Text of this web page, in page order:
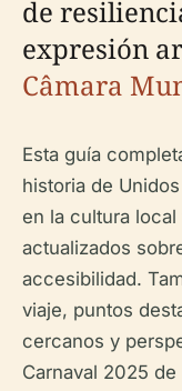
de
expresión
Câmara
Esta guía
historia de
en la cultura
actualizados
accesibilidad.
viaje, puntos
cercanos y
Carnaval 2025